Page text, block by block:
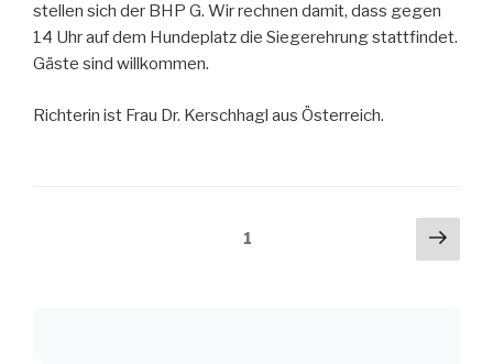
stellen sich der BHP G. Wir rechnen damit, dass gegen
14 Uhr auf dem Hundeplatz die Siegerehrung stattfindet.
Gäste sind willkommen.
Richterin ist Frau Dr. Kerschhagl aus Österreich.
Seitennummerierung1